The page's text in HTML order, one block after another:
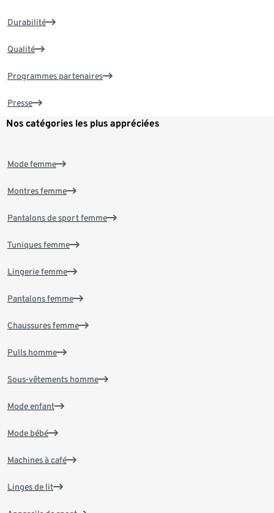
Durabilité
Qualité
Programmes partenaires
Presse
Nos catégories les plus appréciées
Mode femme
Montres femme
Pantalons de sport femme
Tuniques femme
Lingerie femme
Pantalons femme
Chaussures femme
Pulls homme
Sous-vêtements homme
Mode enfant
Mode bébé
Machines à café
Linges de lit